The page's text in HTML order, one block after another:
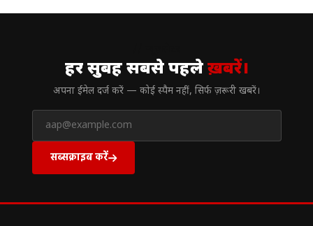
हर सुबह सबसे पहलेख़बरें।
अपना ईमेल दर्ज करें — कोई स्पैम नहीं, सिर्फ ज़रूरी खबरें।
सब्सक्राइब करें